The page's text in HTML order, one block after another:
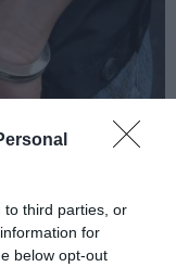
to third parties, or
for
below opt-out